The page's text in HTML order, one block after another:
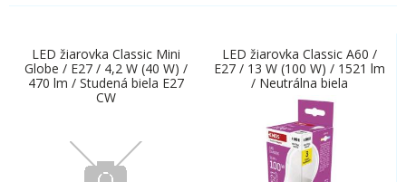
LED žiarovka Classic Mini
Globe / E27 / 4,2 W (40 W) /
470 lm / Studená biela E27
CW
LED žiarovka Classic A60 /
E27 / 13 W (100 W) / 1521 lm
/ Neutrálna biela